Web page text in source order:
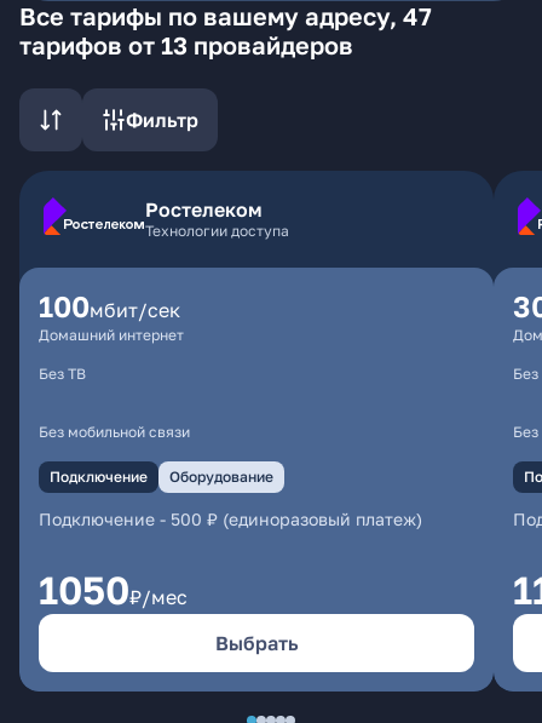
Все тарифы по вашему адресу, 47
тарифов от 13 провайдеров
Фильтр
Ростелеком
Технологии доступа
100мбит/сек
Домашний интернет
Без ТВ
Без мобильной связи
Подключение Оборудование
Подключение - 500 ₽ (единоразовый платеж)
1050₽/мес
Выбрать